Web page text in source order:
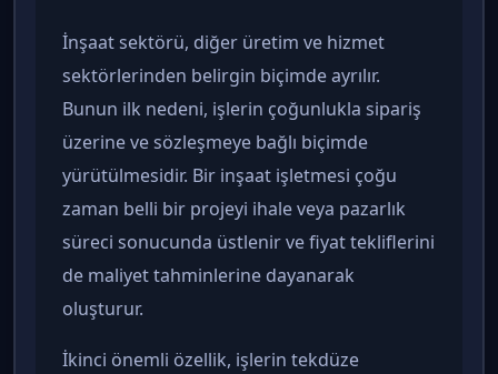
İnşaat sektörü, diğer üretim ve hizmet
sektörlerinden belirgin biçimde ayrılır.
Bunun ilk nedeni, işlerin çoğunlukla sipariş
üzerine ve sözleşmeye bağlı biçimde
yürütülmesidir. Bir inşaat işletmesi çoğu
zaman belli bir projeyi ihale veya pazarlık
süreci sonucunda üstlenir ve fiyat tekliflerini
de maliyet tahminlerine dayanarak
oluşturur.
İkinci önemli özellik, işlerin tekdüze